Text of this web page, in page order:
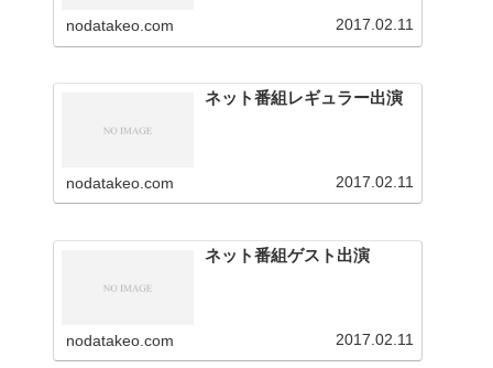
nodatakeo.com 2017.02.11
ネット番組レギュラー出演
nodatakeo.com 2017.02.11
ネット番組ゲスト出演
nodatakeo.com 2017.02.11